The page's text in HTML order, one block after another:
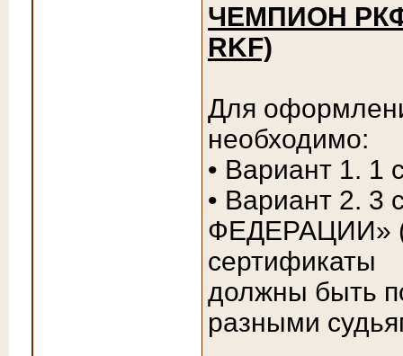
ЧЕМПИОН РКФ
RKF)
Для
необходимо:
• Вариант 1. 1
• Вариант 2.
ФЕДЕРАЦИИ»
сертификаты
должны быть
разными